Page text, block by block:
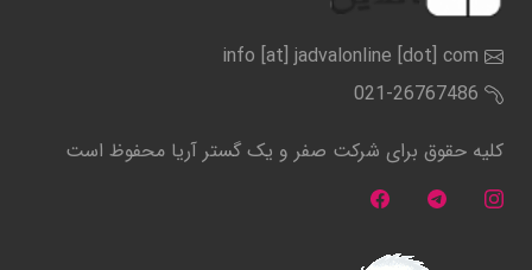
info [at] jadvalonline [dot] com
021-26767486
کلیه حقوق برای شرکت صفر و یک گستر آریا محفوظ است